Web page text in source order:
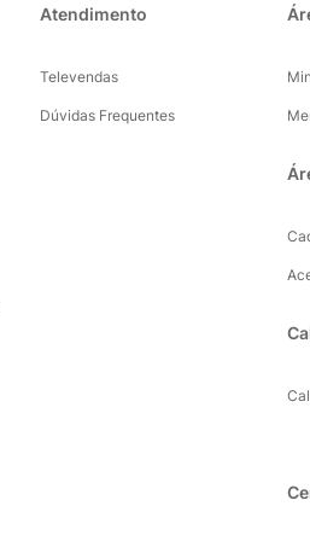
Atendimento
Televendas
Dúvidas Frequentes